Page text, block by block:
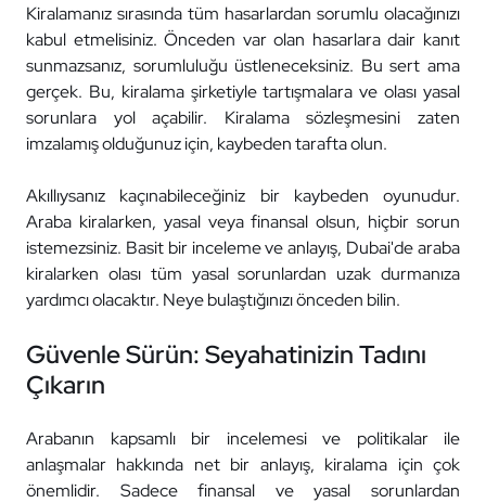
Kiralamanız sırasında tüm hasarlardan sorumlu olacağınızı
kabul etmelisiniz. Önceden var olan hasarlara dair kanıt
sunmazsanız, sorumluluğu üstleneceksiniz. Bu sert ama
gerçek. Bu, kiralama şirketiyle tartışmalara ve olası yasal
sorunlara yol açabilir. Kiralama sözleşmesini zaten
imzalamış olduğunuz için, kaybeden tarafta olun.
Akıllıysanız kaçınabileceğiniz bir kaybeden oyunudur.
Araba kiralarken, yasal veya finansal olsun, hiçbir sorun
istemezsiniz. Basit bir inceleme ve anlayış, Dubai'de araba
kiralarken olası tüm yasal sorunlardan uzak durmanıza
yardımcı olacaktır. Neye bulaştığınızı önceden bilin.
Güvenle Sürün: Seyahatinizin Tadını
Çıkarın
Arabanın kapsamlı bir incelemesi ve politikalar ile
anlaşmalar hakkında net bir anlayış, kiralama için çok
önemlidir. Sadece finansal ve yasal sorunlardan